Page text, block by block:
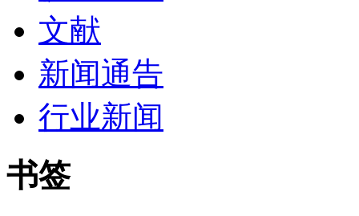
文献
新闻通告
行业新闻
书签